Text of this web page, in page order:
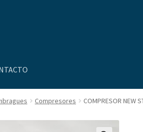
NosotrosNovedades
Compresores COMPRESOR NEW